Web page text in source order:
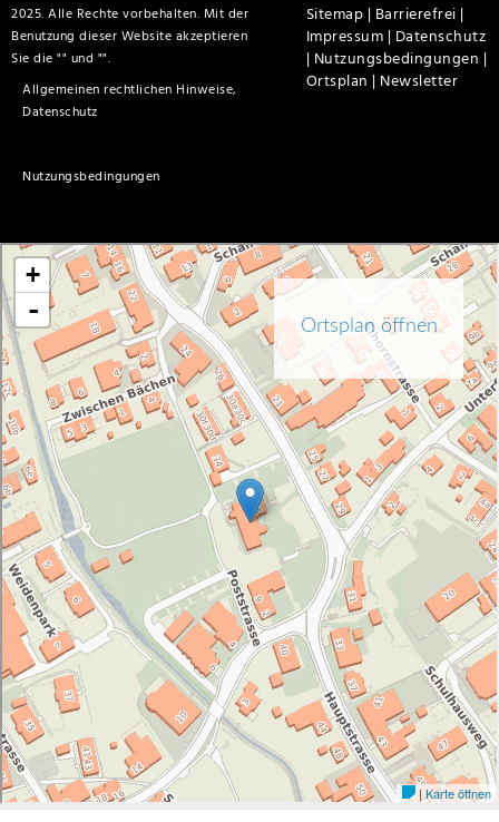
2025. Alle Rechte vorbehalten. Mit der
Benutzung dieser Website akzeptieren
Sie die "
Allgemeinen rechtlichen Hinweise,
Datenschutz
" und "
Nutzungsbedingungen
".
Sitemap | Barrierefrei |
Impressum | Datenschutz
| Nutzungsbedingungen |
Ortsplan | Newsletter